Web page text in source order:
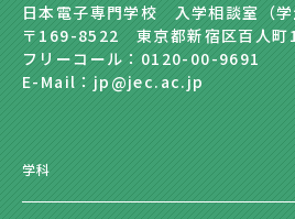
日本電子専門学校 入学相談室（学
〒169-8522 東京都新宿区百人
フリーコール：0120-00-9691
E-Mail：jp@jec.ac.jp
学科